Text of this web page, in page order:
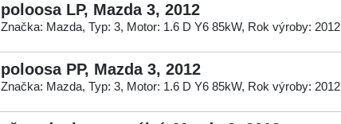
poloosa LP, Mazda 3, 2012
Značka: Mazda, Typ: 3, Motor: 1.6 D Y6 85kW, Rok výroby: 2012
poloosa PP, Mazda 3, 2012
Značka: Mazda, Typ: 3, Motor: 1.6 D Y6 85kW, Rok výroby: 2012